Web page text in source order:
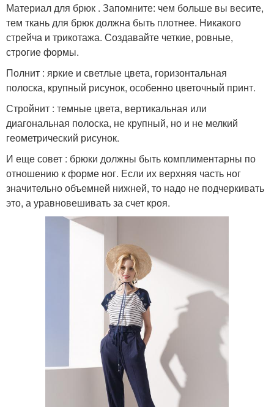
Материал для брюк . Запомните: чем больше вы весите,
тем ткань для брюк должна быть плотнее. Никакого
стрейча и трикотажа. Создавайте четкие, ровные,
строгие формы.
Полнит : яркие и светлые цвета, горизонтальная
полоска, крупный рисунок, особенно цветочный принт.
Стройнит : темные цвета, вертикальная или
диагональная полоска, не крупный, но и не мелкий
геометрический рисунок.
И еще совет : брюки должны быть комплиментарны по
отношению к форме ног. Если их верхняя часть ног
значительно объемней нижней, то надо не подчеркивать
это, а уравновешивать за счет кроя.